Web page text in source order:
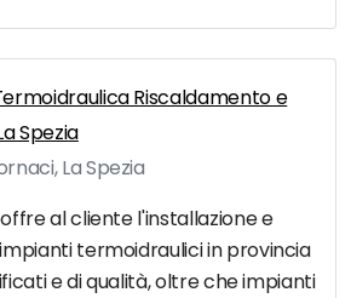
Riscaldamento e
Spezia
La Spezia
al cliente l'installazione e
termoidraulici in provincia
e di qualità, oltre che impianti